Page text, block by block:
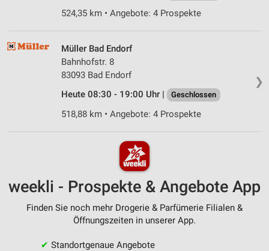
524,35 km • Angebote: 4 Prospekte
❯
Müller Bad Endorf
Bahnhofstr. 8
83093 Bad Endorf
Heute 08:30 - 19:00 Uhr |
Geschlossen
518,88 km • Angebote: 4 Prospekte
weekli - Prospekte & Angebote App
Finden Sie noch mehr Drogerie & Parfümerie Filialen &
Öffnungszeiten in unserer App.
✔ Standortgenaue Angebote